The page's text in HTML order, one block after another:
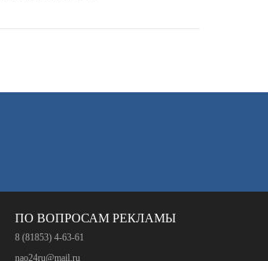
ПО ВОПРОСАМ РЕКЛАМЫ
8 (81853) 4-63-61
nao24ru@mail.ru